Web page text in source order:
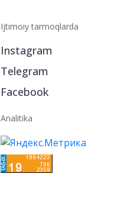
Ijtimoiy tarmoqlarda
Instagram
Telegram
Facebook
Analitika